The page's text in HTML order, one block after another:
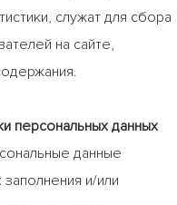
служат для сбора
на сайте,
персональных данных
данные
и/или